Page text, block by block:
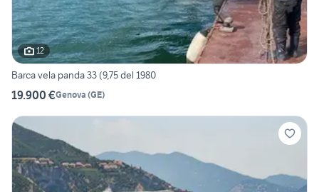
12
Barca vela panda 33 (9,75 del 1980
19.900 €Genova (GE)